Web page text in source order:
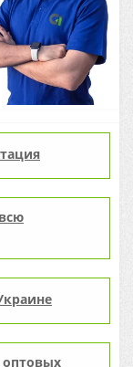
оптовых